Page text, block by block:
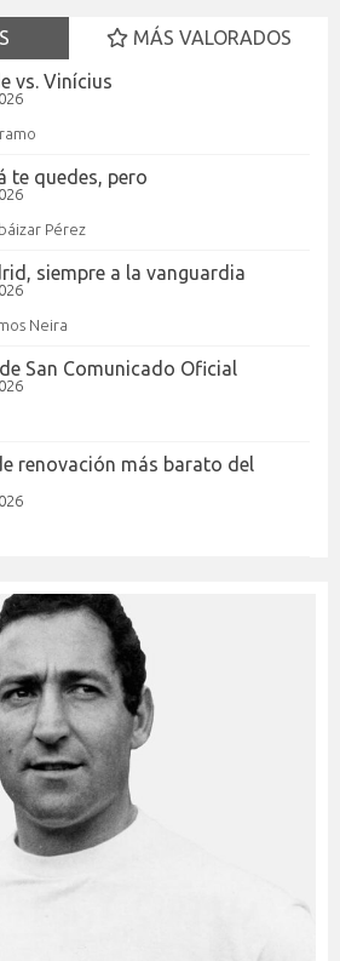
MÁS VALORADOS
vs. Vinícius
te quedes, pero
Pérez
siempre a la vanguardia
Neira
San Comunicado Oficial
renovación más barato del